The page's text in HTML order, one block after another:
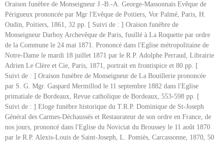
Oraison funèbre de Monseigneur J.-B.-A. George-Massonnais Evêque de
Périgueux prononcée par Mgr l'Evêque de Poitiers, Vor Palmé, Paris, H.
Oudin, Poitiers, 1861, 32 pp. [ Suivi de : ] Oraison funèbre de
Monseigneur Darboy Archevêque de Paris, fusillé à La Roquette par ordre
de la Commune le 24 mai 1871. Prononcé dans l'Eglise métropolitaine de
Notre-Dame le mardi 18 juillet 1871 par le R.P. Adolphe Perraud, Librairie
Adrien Le Clère et Cie, Paris, 1871, portrait en frontispice et 80 pp. [
Suivi de : ] Oraison funèbre de Monseigneur de La Bouillerie prononcée
par S. G. Mgr. Gaspard Mermillod le 11 septembre 1882 dans l'Eglise
primatiale de Bordeaux, Revue catholique de Bordeaux, 553-598 pp. [
Suivi de : ] Eloge funèbre historique du T.R.P. Dominique de St-Joseph
Général des Carmes-Déchaussés et Restaurateur de son ordre en France, de
nos jours, prononcé dans l'Eglise du Noviciat du Broussey le 11 août 1870
par le R.P. Alexis-Louis de Saint-Joseph, L. Pomiès, Carcassonne, 1870, 50